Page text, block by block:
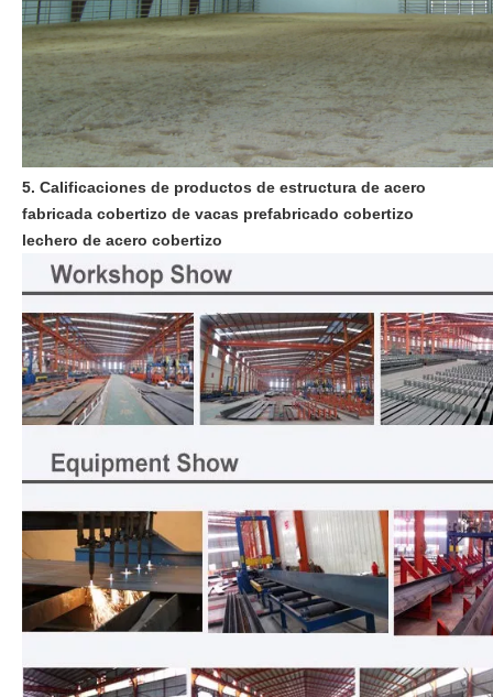
5. Calificaciones de productos de estructura de acero
fabricada cobertizo de vacas prefabricado cobertizo
lechero de acero cobertizo